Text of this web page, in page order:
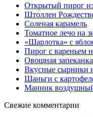
Открытый пирог
Штоллен
Соленая карамель
Томатное лечо на
«Шарлотка» с
Пирог с вареньем
Овощная
Вкусные сырники
Шаньги с
Манник воздушный
Свежие комментарии